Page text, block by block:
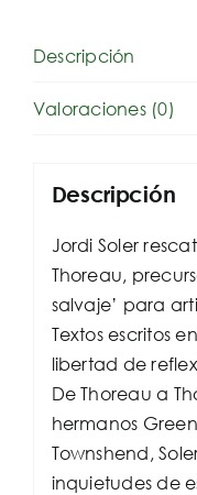
Descripción
Valoraciones (0)
Descripción
Jordi Soler
Thoreau,
salvaje’ para
Textos escritos
libertad de
De Thoreau a
hermanos
Townshend,
inquietudes de